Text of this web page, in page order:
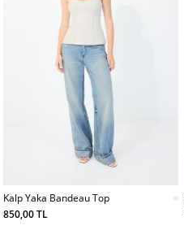
Kalp Yaka Bandeau Top
850,00 TL